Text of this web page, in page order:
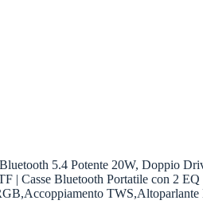
5.4 Potente 20W, Doppio
| Casse Bluetooth Portatile con 2
TWS,Altoparlante